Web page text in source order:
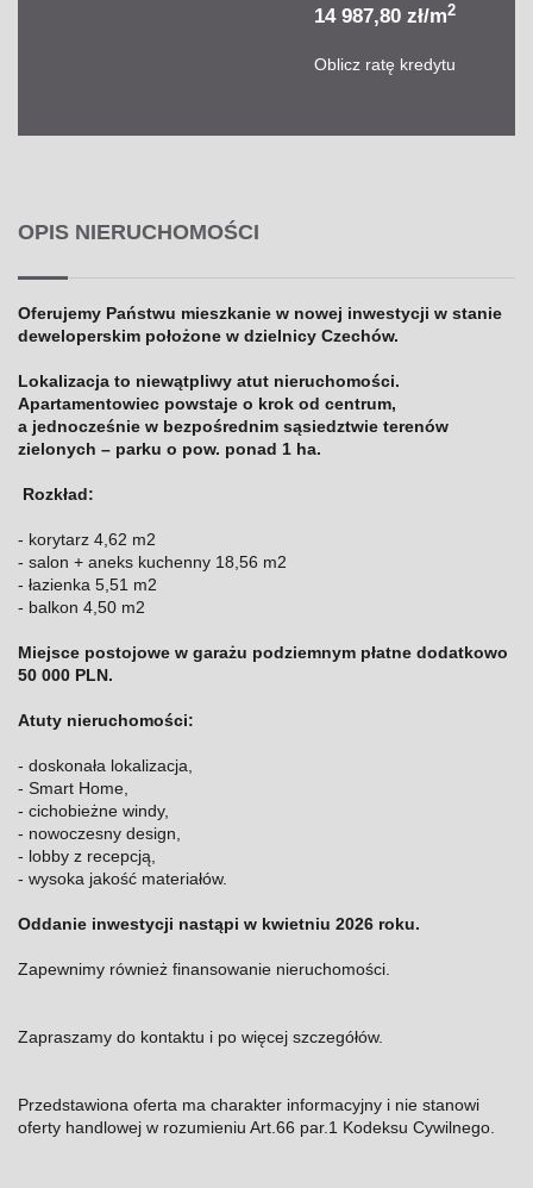
14 987,80 zł/m2
Oblicz ratę kredytu
OPIS NIERUCHOMOŚCI
Oferujemy Państwu mieszkanie w nowej inwestycji w stanie
deweloperskim położone w dzielnicy Czechów.
Lokalizacja to niewątpliwy atut nieruchomości.
Apartamentowiec powstaje o krok od centrum,
a jednocześnie w bezpośrednim sąsiedztwie terenów
zielonych – parku o pow. ponad 1 ha.
Rozkład:
- korytarz 4,62 m2
- salon + aneks kuchenny 18,56 m2
- łazienka 5,51 m2
- balkon 4,50 m2
Miejsce postojowe w garażu podziemnym płatne dodatkowo
50 000 PLN.
Atuty nieruchomości:
- doskonała lokalizacja,
- Smart Home,
- cichobieżne windy,
- nowoczesny design,
- lobby z recepcją,
- wysoka jakość materiałów.
Oddanie inwestycji nastąpi w kwietniu 2026 roku.
Zapewnimy również finansowanie nieruchomości.
Zapraszamy do kontaktu i po więcej szczegółów.
Przedstawiona oferta ma charakter informacyjny i nie stanowi
oferty handlowej w rozumieniu Art.66 par.1 Kodeksu Cywilnego.